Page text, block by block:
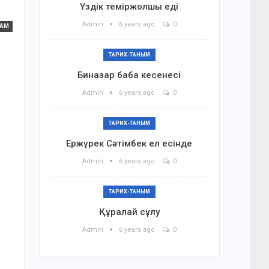
Үздік теміржолшы еді
Admin 6 years ago 0
ТАРИХ-ТАНЫМ
Биназар баба кесенесі
Admin 6 years ago 0
ТАРИХ-ТАНЫМ
Ержүрек Сәтімбек ел есінде
Admin 6 years ago 0
ТАРИХ-ТАНЫМ
Құралай сұлу
Admin 6 years ago 0